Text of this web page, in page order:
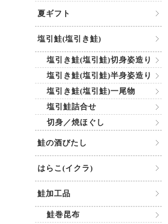
夏ギフト
塩引鮭(塩引き鮭)
塩引き鮭(塩引鮭)切身姿造り
塩引き鮭(塩引鮭)半身姿造り
塩引き鮭(塩引鮭)一尾物
塩引鮭詰合せ
切身／焼ほぐし
鮭の酒びたし
はらこ(イクラ)
鮭加工品
鮭巻昆布